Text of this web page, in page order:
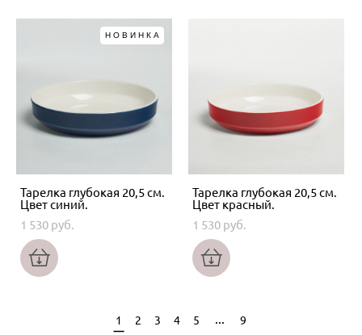
НОВИНКА
Тарелка глубокая 20,5 см.
Цвет синий.
1 530 pуб.
Тарелка глубокая 20,5 см.
Цвет красный.
1 530 pуб.
1 2 3 4 5 ... 9